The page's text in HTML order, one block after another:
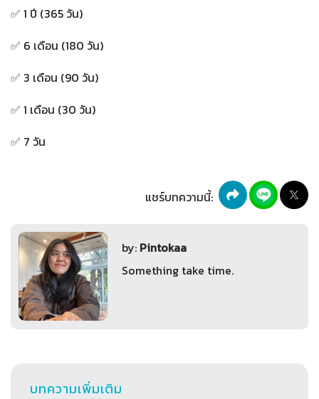
✅ 1 ปี (365 วัน)
✅ 6 เดือน (180 วัน)
✅ 3 เดือน (90 วัน)
✅ 1 เดือน (30 วัน)
✅ 7 วัน
แชร์บทความนี้:
by: Pintokaa
Something take time.
บทความเพิ่มเติม